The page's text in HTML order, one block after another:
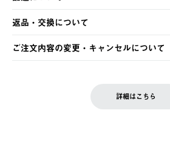
・クレジットカード決済
・コンビニ決済
・Pay-easy決済
【発送スケジュール】
ご注文・ご入金完了より2営業日以内に
土日祝の発送はございませんので、木曜
の発送となる場合がございます。
返品・交換について
※お客様都合の場合
お客様都合の返品にかかる送料は、お客
ご注文内容の変更・キャンセルについて
LOGOS FAMILY会員の方は、会員マイ
詳細はこちら